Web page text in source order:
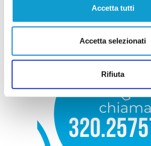
Accetta tutti
Accetta selezionati
Rifiuta